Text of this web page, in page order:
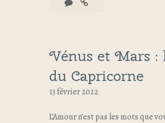
Vénus et Mars :
du Capricorne
13 février 2022
L’Amour n’est pas les mots que